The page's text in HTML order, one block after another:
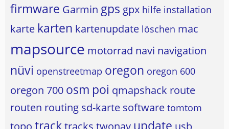
firmware Garmin gps gpx hilfe installation
karte karten kartenupdate löschen mac
mapsource motorrad navi navigation
nüvi openstreetmap oregon oregon 600
oregon 700 osm poi qmapshack route
routen routing sd-karte software tomtom
topo tracktracks twonav update usb